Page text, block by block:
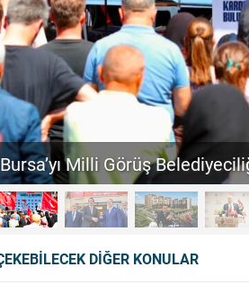
Milli Görüş
DİĞER KONULAR